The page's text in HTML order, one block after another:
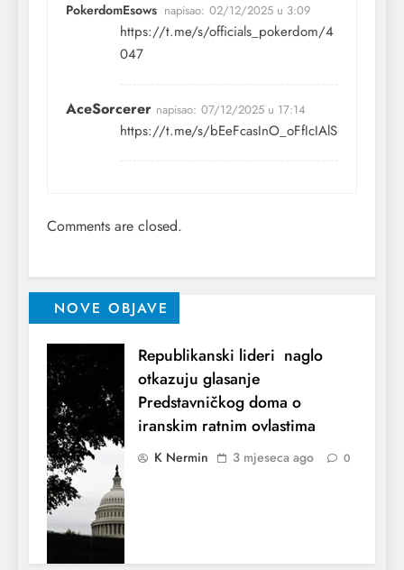
PokerdomEsows napisao: 02/12/2025 u 3:09
https://t.me/s/officials_pokerdom/4
047
AceSorcerer napisao: 07/12/2025 u 17:14
https://t.me/s/bEeFcasInO_oFfIcIAlS
Comments are closed.
NOVE OBJAVE
Republikanski lideri naglo
otkazuju glasanje
Predstavničkog doma o
iranskim ratnim ovlastima
K Nermin 3 mjeseca ago 0